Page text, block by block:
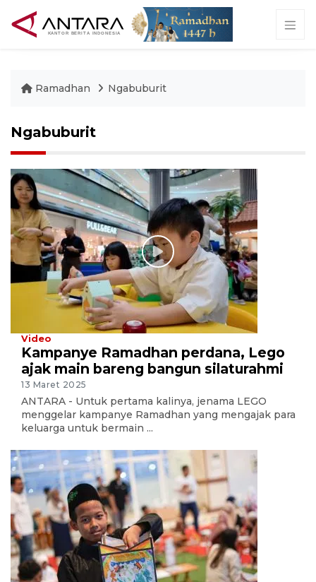
Ramadhan Ngabuburit
Ngabuburit
Video
Kampanye Ramadhan perdana, Lego
ajak main bareng bangun silaturahmi
13 Maret 2025
ANTARA - Untuk pertama kalinya, jenama LEGO
menggelar kampanye Ramadhan yang mengajak para
keluarga untuk bermain ...